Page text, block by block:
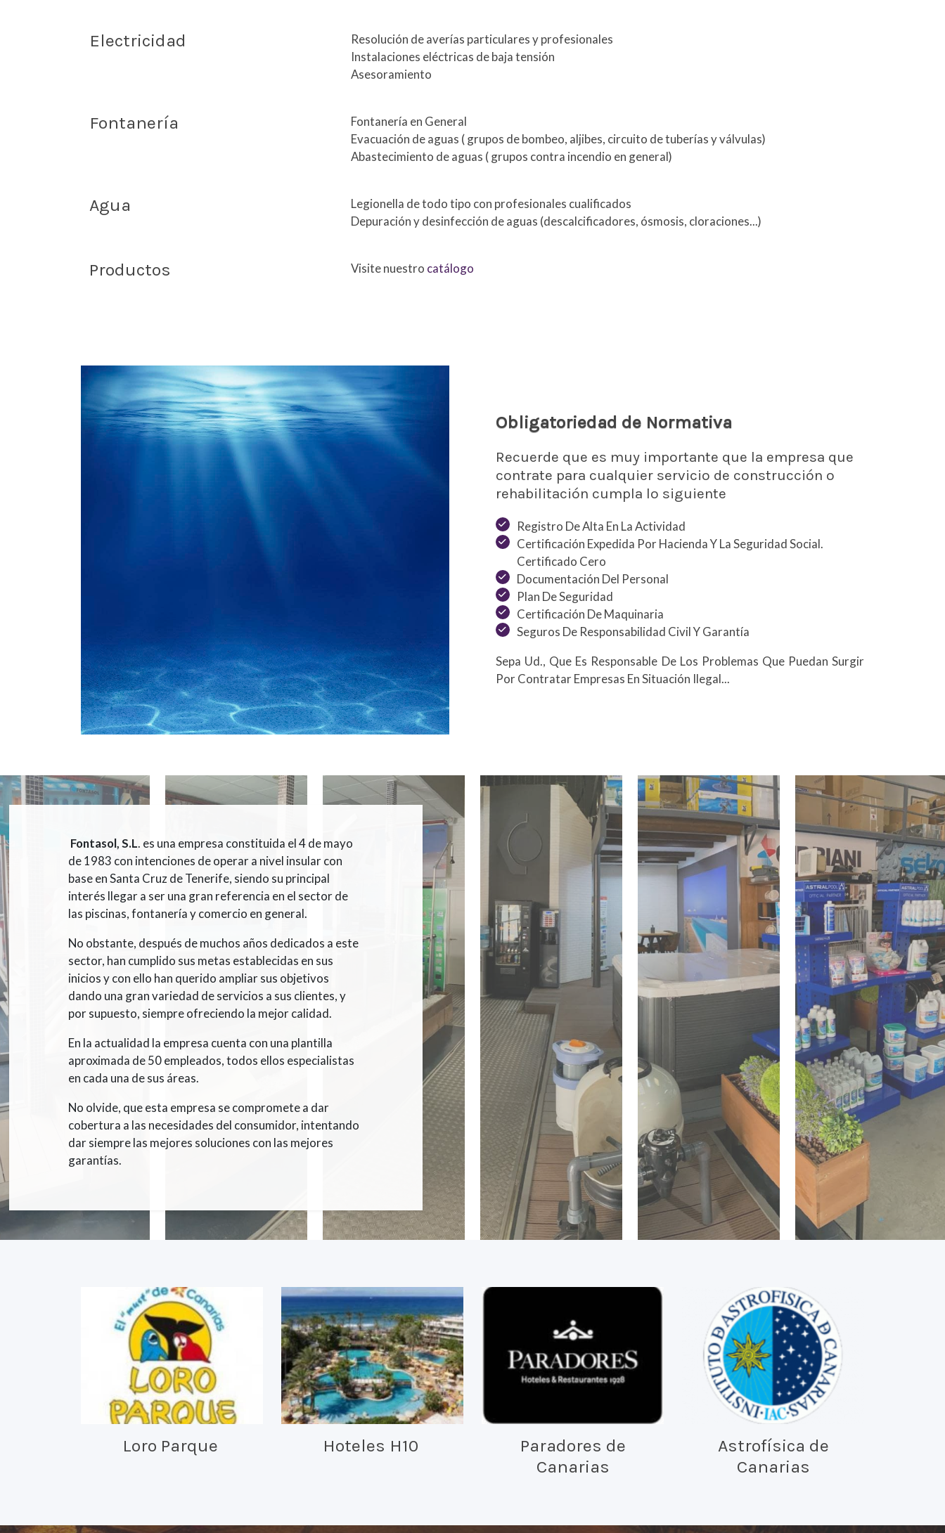
Electricidad
Resolución de averías particulares y profesionales
Instalaciones eléctricas de baja tensión
Asesoramiento
Fontanería
Fontanería en General
Evacuación de aguas ( grupos de bombeo, aljibes, circuito de tuberías y válvulas)
Abastecimiento de aguas ( grupos contra incendio en general)
Agua
Legionella de todo tipo con profesionales cualificados
Depuración y desinfección de aguas (descalcificadores, ósmosis, cloraciones...)
Productos Visite nuestro catálogo
Obligatoriedad de Normativa
Recuerde que es muy importante que la empresa que
contrate para cualquier servicio de construcción o
rehabilitación cumpla lo siguiente
Registro De Alta En La Actividad
Certificación Expedida Por Hacienda Y La Seguridad Social.
Certificado Cero
Documentación Del Personal
Plan De Seguridad
Certificación De Maquinaria
Seguros De Responsabilidad Civil Y Garantía
Sepa Ud., Que Es Responsable De Los Problemas Que Puedan Surgir
Por Contratar Empresas En Situación Ilegal...
Fontasol, S.L. es una empresa constituida el 4 de mayo
de 1983 con intenciones de operar a nivel insular con
base en Santa Cruz de Tenerife, siendo su principal
interés llegar a ser una gran referencia en el sector de
las piscinas, fontanería y comercio en general.
No obstante, después de muchos años dedicados a este
sector, han cumplido sus metas establecidas en sus
inicios y con ello han querido ampliar sus objetivos
dando una gran variedad de servicios a sus clientes, y
por supuesto, siempre ofreciendo la mejor calidad.
En la actualidad la empresa cuenta con una plantilla
aproximada de 50 empleados, todos ellos especialistas
en cada una de sus áreas.
No olvide, que esta empresa se compromete a dar
cobertura a las necesidades del consumidor, intentando
dar siempre las mejores soluciones con las mejores
garantías.
Loro Parque Hoteles H10
Paradores de
Canarias
Astrofísica de
Canarias